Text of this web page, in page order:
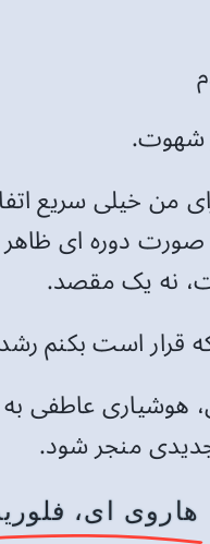
شهوت.
من خیلی سریع
دوره ای
نه یک مقصد.
قرار است بکنم
هوشیاری عاطفی
جدیدی منجر شود.
هاروی ای،